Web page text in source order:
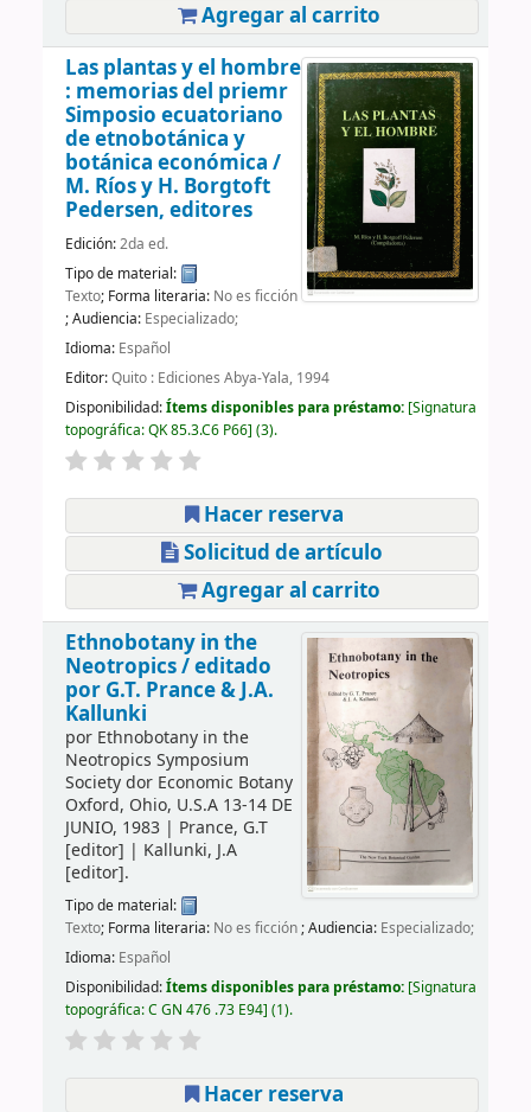
Agregar al carrito
Las plantas y el hombre
: memorias del priemr
Simposio ecuatoriano
de etnobotánica y
botánica económica /
M. Ríos y H. Borgtoft
Pedersen, editores
Edición:2da ed.
Tipo de material:
Texto; Forma literaria: No es ficción
; Audiencia: Especializado;
Idioma: Español
Editor:Quito : Ediciones Abya-Yala, 1994
Disponibilidad:Ítems disponibles para préstamo: Signatura
topográfica:QK 85.3.C6 P66 (3).
Hacer reserva
Solicitud de artículo
Agregar al carrito
Ethnobotany in the
Neotropics /editado
por G.T. Prance & J.A.
Kallunki
por Ethnobotany in the
Neotropics Symposium
Society dor Economic Botany
Oxford, Ohio, U.S.A 13-14 DE
JUNIO, 1983| Prance, G.T
[editor] | Kallunki, J.A
[editor].
Tipo de material:
Texto; Forma literaria: No es ficción ; Audiencia: Especializado;
Idioma: Español
Disponibilidad:Ítems disponibles para préstamo: Signatura
topográfica:C GN 476 .73 E94 (1).
Hacer reserva